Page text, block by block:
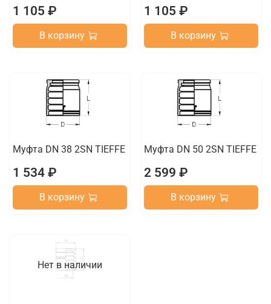
1 105 ₽
В корзину
1 105 ₽
В корзину
Муфта DN 38 2SN TIEFFE
1 534 ₽
В корзину
Муфта DN 50 2SN TIEFFE
2 599 ₽
В корзину
Нет в наличии